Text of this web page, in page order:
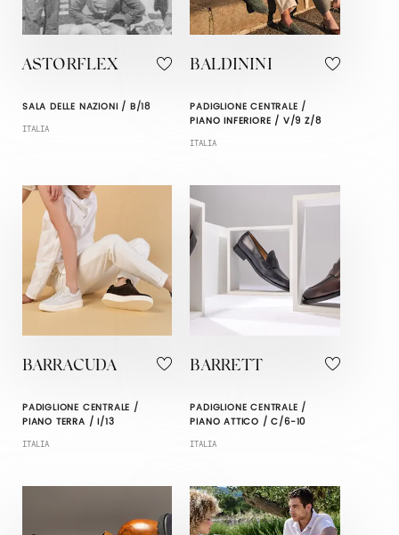
ASTORFLEX
SALA DELLE NAZIONI / B/18
ITALIA
BALDININI
PADIGLIONE CENTRALE /
PIANO INFERIORE / V/9 Z/8
ITALIA
BARRACUDA
PADIGLIONE CENTRALE /
PIANO TERRA / I/13
ITALIA
BARRETT
PADIGLIONE CENTRALE /
PIANO ATTICO / C/6-10
ITALIA